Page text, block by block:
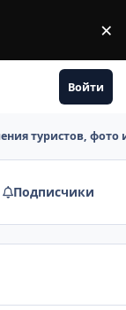
×
Войти
туристов, фото
Подписчики